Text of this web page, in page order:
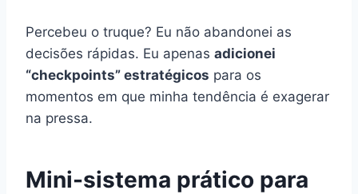
Percebeu o truque? Eu não abandonei as
decisões rápidas. Eu apenas adicionei
“checkpoints” estratégicos para os
momentos em que minha tendência é exagerar
na pressa.
Mini-sistema prático para